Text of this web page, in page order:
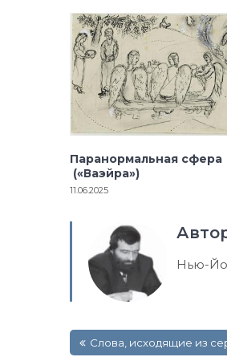
Паранормальная сфера
(«Ваэйра»)
11.06.2025
Нью-
по Слова, исходящие из